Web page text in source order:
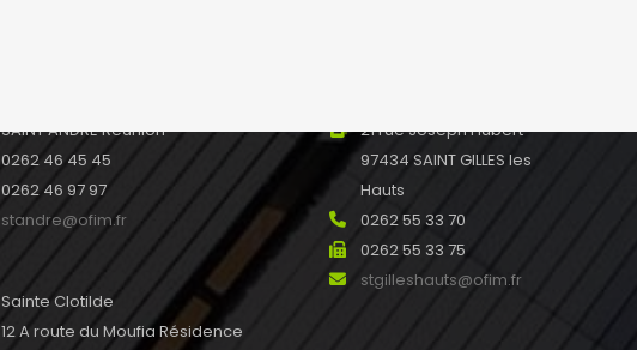
SAINT ANDRE Réunion
0262 46 45 45
0262 46 97 97
standre@ofim.fr
Sainte Clotilde
12 A route du Moufia Résidence
21 rue Joseph Hubert
97434 SAINT GILLES les
Hauts
0262 55 33 70
0262 55 33 75
stgilleshauts@ofim.fr